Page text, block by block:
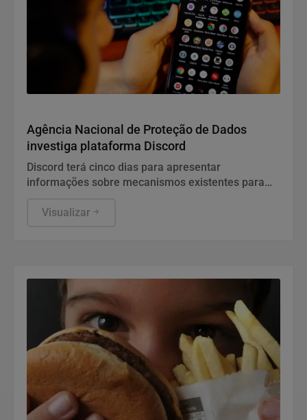
Agência Nacional de Proteção de Dados
investiga plataforma Discord
Discord terá cinco dias para apresentar
informações sobre mecanismos existentes para
crianças e adolescentes, informou a ANPD, em
Visualizar